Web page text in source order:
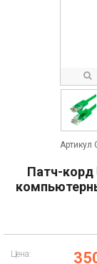
Артикул
Патч-корд
Цена: